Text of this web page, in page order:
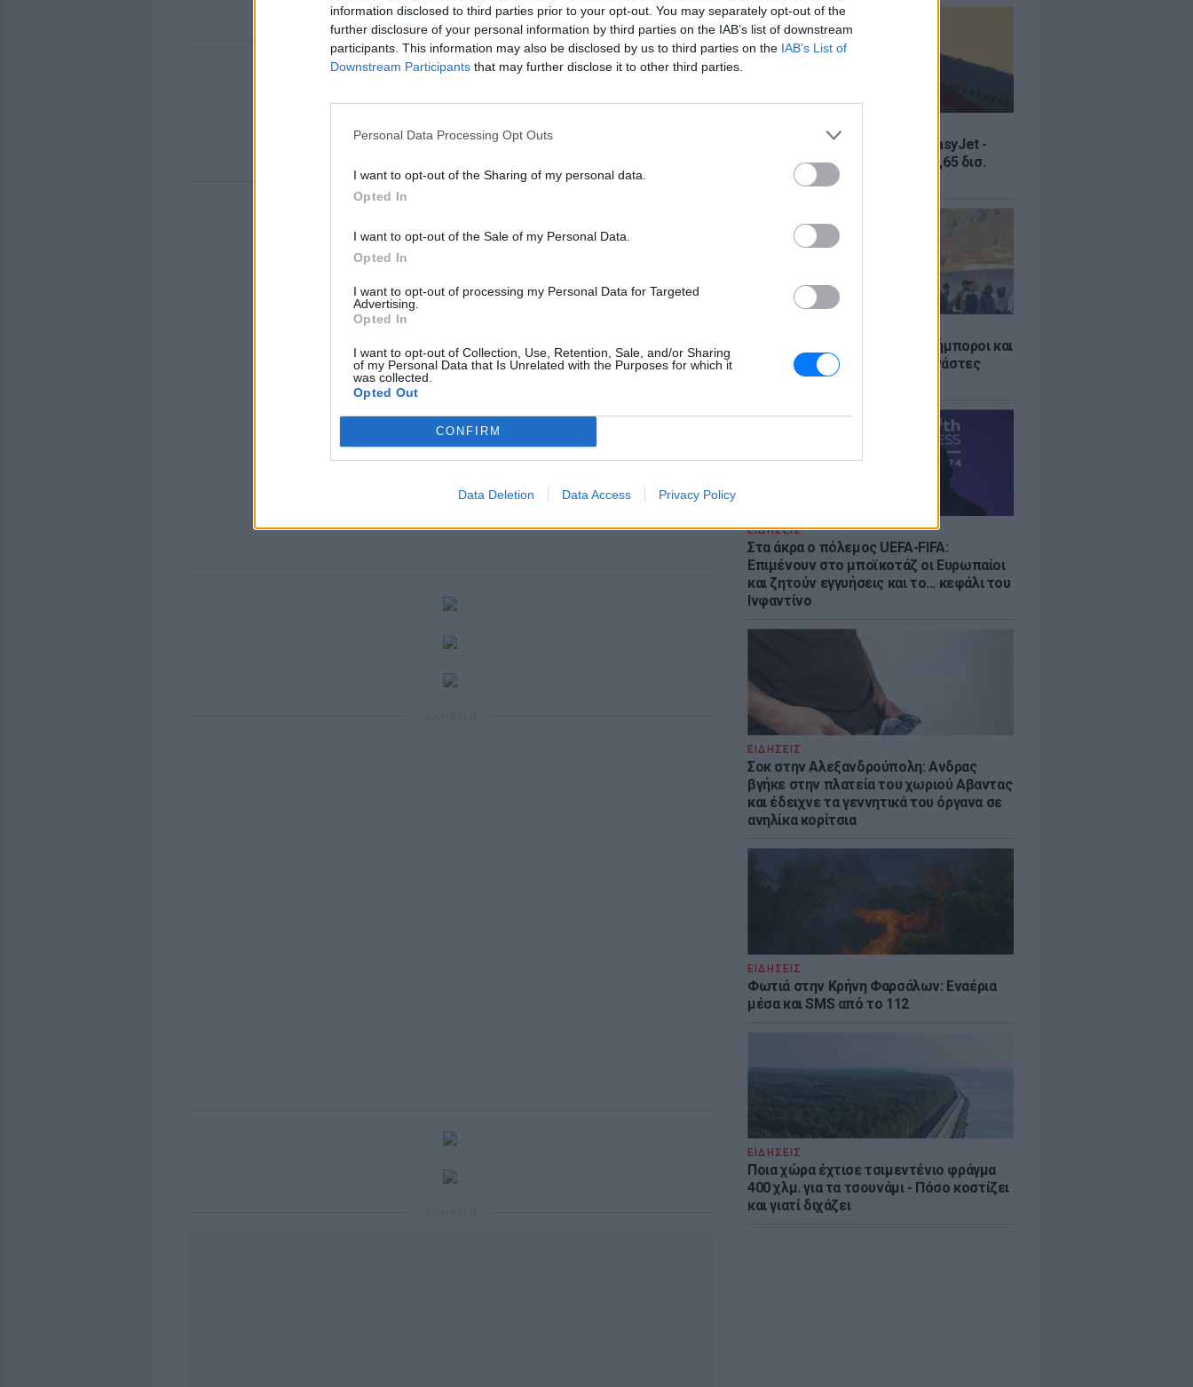
information disclosed to third parties prior to your opt-out. You may separately opt-out of the
further disclosure of your personal information by third parties on the IAB’s list of downstream
participants. This information may also be disclosed by us to third parties on the IAB’s List of
Downstream Participants that may further disclose it to other third parties.
Personal Data Processing Opt Outs
I want to opt-out of the Sharing of my personal data.
Opted In
I want to opt-out of the Sale of my Personal Data.
Opted In
I want to opt-out of processing my Personal Data for Targeted
Advertising.
Opted In
I want to opt-out of Collection, Use, Retention, Sale, and/or Sharing
of my Personal Data that Is Unrelated with the Purposes for which it
was collected.
Opted Out
CONFIRM
Data Deletion Data Access Privacy Policy
Συμφωνία εξαγοράς για την EasyJet -
Στην αμερικανική Appolo για 6,65 δισ.
Θέουτα: «Οι κάτοικοι είναι ανήμποροι και
γεμάτοι αγωνία» - 5.000 μετανάστες
παραμένουν στην περιοχή
ΕΙΔΗΣΕΙΣ
Στα άκρα ο πόλεμος UEFA-FIFA:
Επιμένουν στο μποϊκοτάζ οι Ευρωπαίοι
και ζητούν εγγυήσεις και το... κεφάλι του
Ινφαντίνο
ΕΙΔΗΣΕΙΣ
Σοκ στην Αλεξανδρούπολη: Ανδρας
βγήκε στην πλατεία του χωριού Αβαντας
και έδειχνε τα γεννητικά του όργανα σε
ανηλίκα κορίτσια
ΕΙΔΗΣΕΙΣ
Φωτιά στην Κρήνη Φαρσάλων: Εναέρια
μέσα και SMS από το 112
ΕΙΔΗΣΕΙΣ
Ποια χώρα έχτισε τσιμεντένιο φράγμα
400 χλμ. για τα τσουνάμι - Πόσο κοστίζει
και γιατί διχάζει
ΔΙΑΦΗΜΙΣΗ